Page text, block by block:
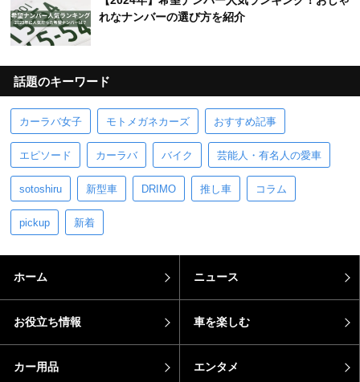
れなナンバーの選び方を紹介
話題のキーワード
カーラバ女子 モトメガネカーズ おすすめ記事
エピソード カーラバ バイク 芸能人・有名人の愛車
sotoshiru 新型車 DRIMO 推し車 コラム
pickup 新着
ホーム ニュース
お役立ち情報 車を楽しむ
カー用品 エンタメ